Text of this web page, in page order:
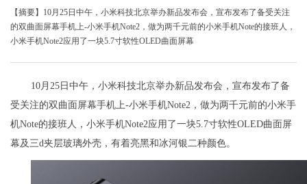
【摘要】10月25日中午，小米科技北京举办新品发布会，宣布发布了备受关注
的双曲面屏幕手机上-小米手机Note2，做为两千元前的小米手机Note的接班人，
小米手机Note2应用了一块5.7寸软性OLED曲面屏幕
10月25日中午，小米科技北京举办新品发布会，宣布发布了备
受关注的双曲面屏幕手机上-小米手机Note2，做为两千元前的小米手
机Note的接班人，小米手机Note2应用了一块5.7寸软性OLED曲面屏
幕及三d夹层玻璃外壳，有着亮黑和冰河银二种颜色。